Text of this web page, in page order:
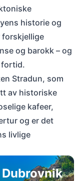
historie og
forskjellige
og barokk – og
fortid.
Stradun, som
av historiske
kafeer,
og er det
livlige